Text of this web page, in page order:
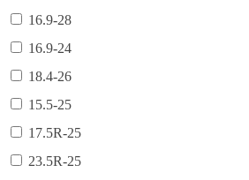
16.9-28
16.9-24
18.4-26
15.5-25
17.5R-25
23.5R-25